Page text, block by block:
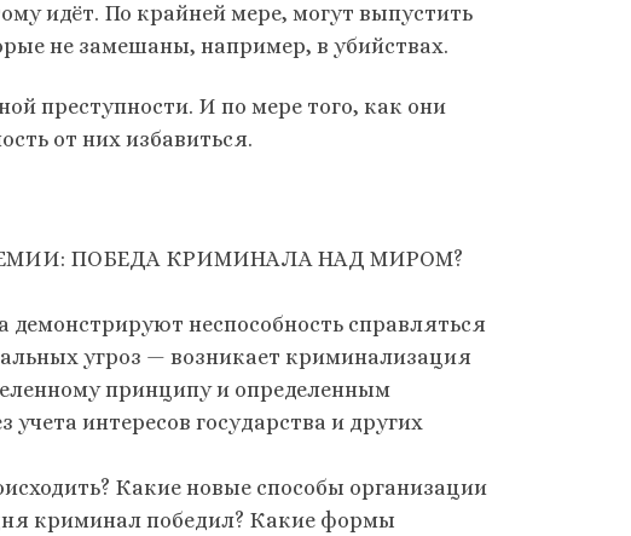
идёт. По крайней мере, могут выпустить
не замешаны, например, в убийствах.
преступности. И по мере того, как они
от них избавиться.
ПОБЕДА КРИМИНАЛА НАД МИРОМ?
неспособность справляться
угроз — возникает криминализация
принципу и определенным
интересов государства и других
Какие новые способы организации
криминал победил? Какие формы